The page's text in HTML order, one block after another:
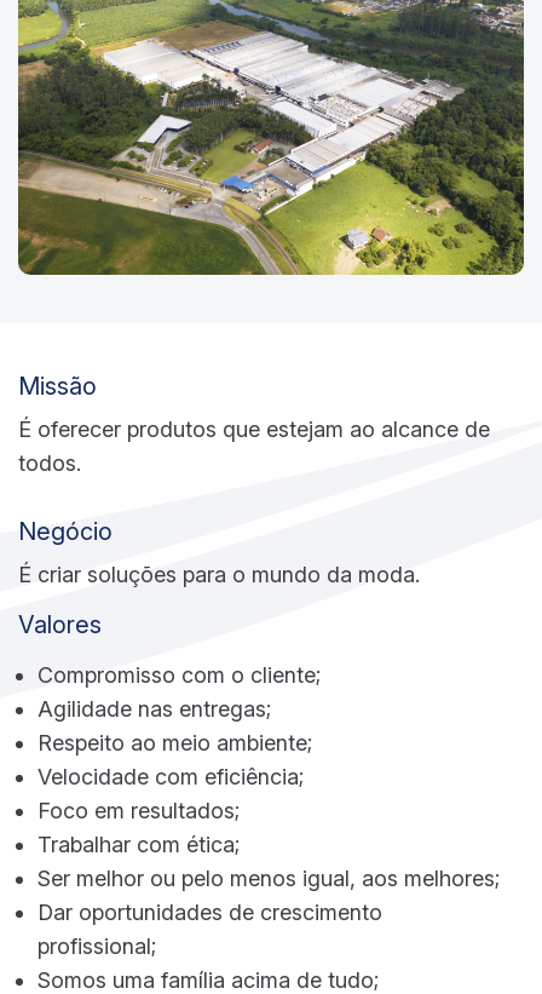
Missão
É oferecer produtos que estejam ao alcance de
todos.
Negócio
É criar soluções para o mundo da moda.
Valores
Compromisso com o cliente;
Agilidade nas entregas;
Respeito ao meio ambiente;
Velocidade com eficiência;
Foco em resultados;
Trabalhar com ética;
Ser melhor ou pelo menos igual, aos melhores;
Dar oportunidades de crescimento
profissional;
Somos uma família acima de tudo;